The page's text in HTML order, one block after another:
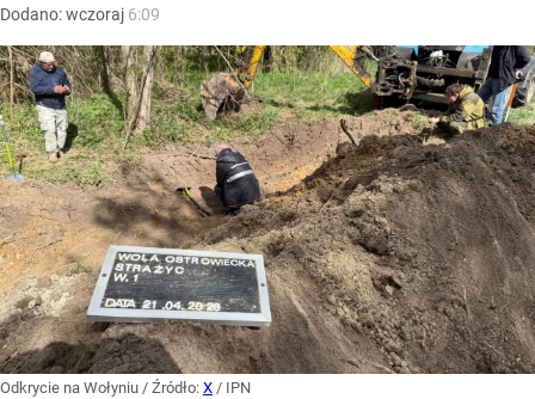
Dodano:wczoraj 6:09
Odkrycie na Wołyniu / Źródło: X / IPN